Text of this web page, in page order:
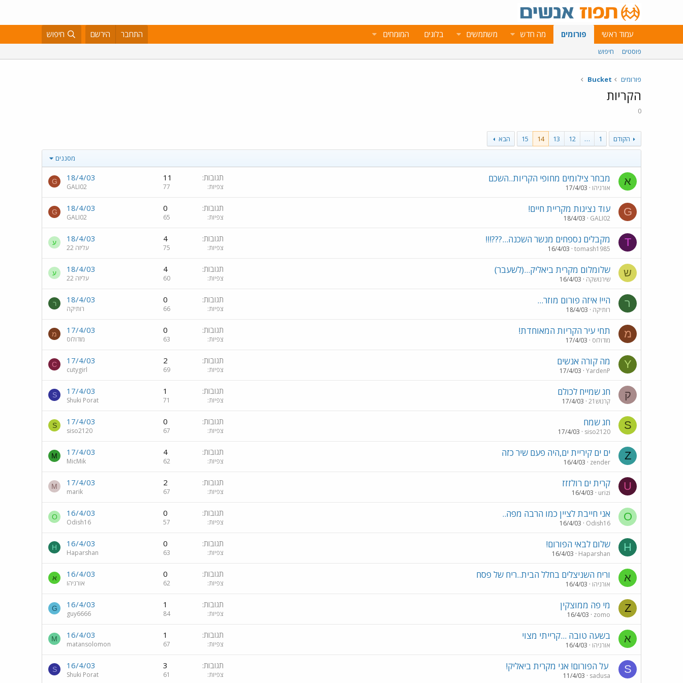
עמוד ראשי פורומים מה חדש משתמשים בלוגים המומחים התחבר הירשם חיפוש
פוסטים חיפוש
פורומים Bucket
הקריות
0
הקודם 1
…
12
13
14
15 הבא
מסננים
א מבחר צילומים מחופי הקריות..השכם
אורניהו 17/4/03
תגובות 11
צפיות 77
18/4/03
GALI02
G
G עוד נציגות מקריית חיים!
GALI02
18/4/03
תגובות 0
צפיות 65
18/4/03
GALI02
G
T מקבלים נספחים מנשר השכנה...???!!!
tomash1985
16/4/03
תגובות 4
צפיות 75
18/4/03
עליזה 22
ע
ש שלומלום מקרית ביאליק...(לשעבר)
שירנושקה 16/4/03
תגובות 4
צפיות 60
18/4/03
עליזה 22
ע
ר היי! איזה פורום מוזר...
רותיקה 18/4/03
תגובות 0
צפיות 66
18/4/03
רותיקה
ר
מ תחי עיר הקריות המאוחדת!
מודולוס 17/4/03
תגובות 0
צפיות 63
17/4/03
מודולוס
מ
Y מה קורה אנשים
YardenP
17/4/03
תגובות 2
צפיות 69
17/4/03
cutygirl
C
ק חג שמייח לכולם
קרנוש21 17/4/03
תגובות 1
צפיות 71
17/4/03
Shuki Porat
S
S חג שמח
siso2120
17/4/03
תגובות 0
צפיות 67
17/4/03
siso2120
S
Z ים ים קיריית ים,היה פעם שיר כזה
zender
16/4/03
תגובות 4
צפיות 62
17/4/03
MicMik
M
U קרית ים רולזזז
urizi
16/4/03
תגובות 2
צפיות 67
17/4/03
marik
M
O אני חייבת לציין כמו הרבה מפה..
Odish16
16/4/03
תגובות 0
צפיות 57
16/4/03
Odish16
O
H שלום לבאי הפורום!
Haparshan
16/4/03
תגובות 0
צפיות 63
16/4/03
Haparshan
H
א וריח השניצלים בחלל הבית..ריח של פסח
אורניהו 16/4/03
תגובות 0
צפיות 62
16/4/03
אורניהו
א
Z מי פה ממוצקין
zomo
16/4/03
תגובות 1
צפיות 84
16/4/03
guy6666
G
א בשעה טובה ...קרייתי מצוי
אורניהו 16/4/03
תגובות 1
צפיות 67
16/4/03
matansolomon
M
S על הפורום! אני מקרית ביאליק!
sadusa
11/4/03
תגובות 3
צפיות 61
16/4/03
Shuki Porat
S